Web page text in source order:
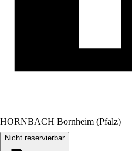
HORNBACH Bornheim (Pfalz)
Nicht reservierbar